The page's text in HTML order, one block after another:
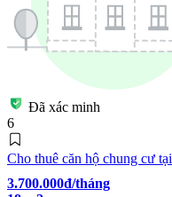
Đã xác minh
6
Cho thuê căn hộ chung cư
3.700.000đ/tháng